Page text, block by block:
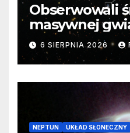
Obserwowali
masywnej
samego
cenne dane
6 SIERPNIA 2026
NEPTUN UKŁAD SŁONECZNY